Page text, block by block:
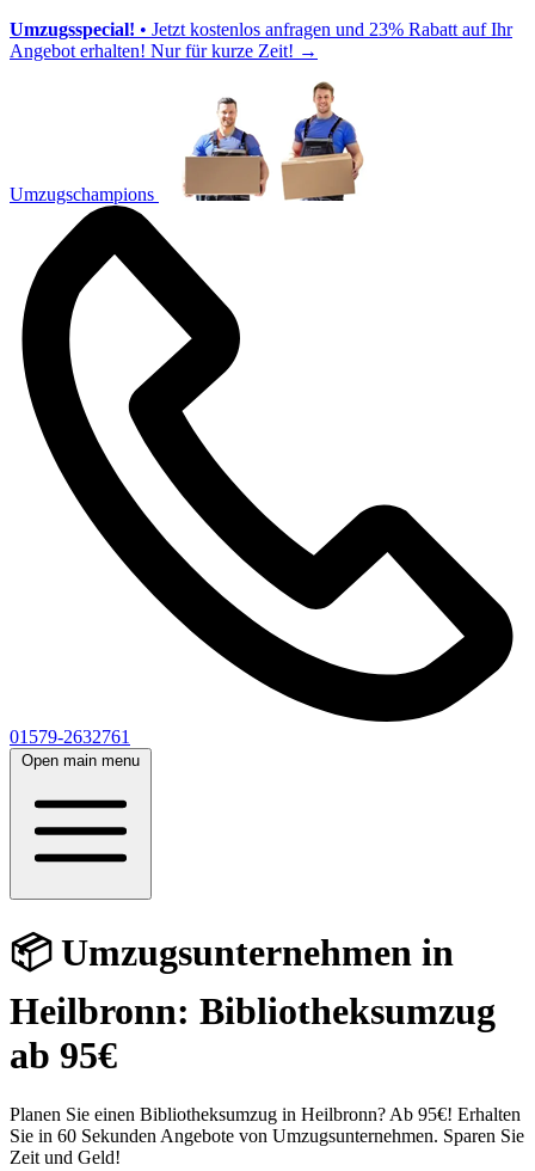
Umzugsspecial! • Jetzt kostenlos anfragen und 23% Rabatt auf Ihr
Angebot erhalten! Nur für kurze Zeit! →
Umzugschampions
01579-2632761
Open main menu
📦 Umzugsunternehmen in
Heilbronn: Bibliotheksumzug
ab 95€
Planen Sie einen Bibliotheksumzug in Heilbronn? Ab 95€! Erhalten
Sie in 60 Sekunden Angebote von Umzugsunternehmen. Sparen Sie
Zeit und Geld!